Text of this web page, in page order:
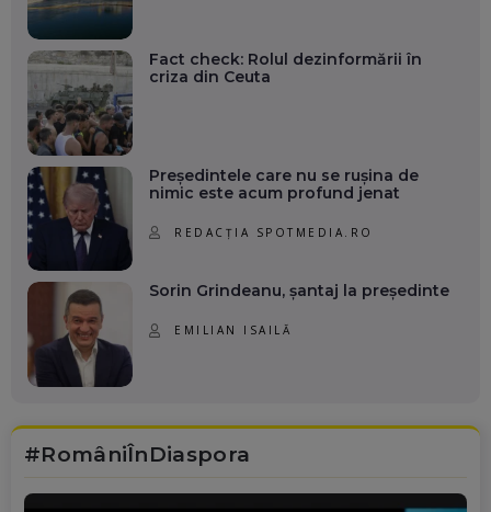
Fact check: Rolul dezinformării în
criza din Ceuta
Președintele care nu se rușina de
nimic este acum profund jenat
REDACȚIA SPOTMEDIA.RO
Sorin Grindeanu, șantaj la președinte
EMILIAN ISAILĂ
#RomâniÎnDiaspora